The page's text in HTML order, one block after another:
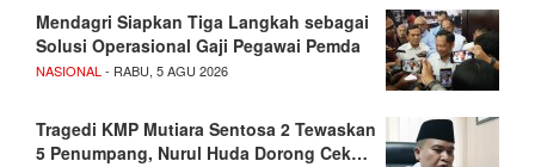
Mendagri Siapkan Tiga Langkah sebagai
Solusi Operasional Gaji Pegawai Pemda
NASIONAL- RABU, 5 AGU 2026
Tragedi KMP Mutiara Sentosa 2 Tewaskan
5 Penumpang, Nurul Huda Dorong Cek…